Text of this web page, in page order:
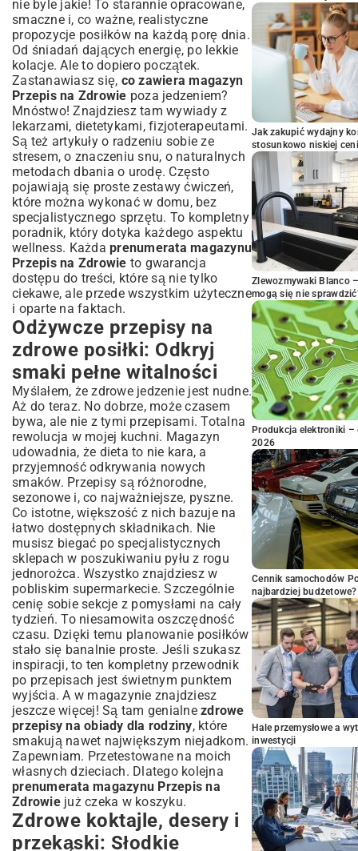
nie byle jakie! To starannie opracowane,
smaczne i, co ważne, realistyczne
propozycje posiłków na każdą porę dnia.
Od śniadań dających energię, po lekkie
kolacje. Ale to dopiero początek.
Zastanawiasz się, co zawiera magazyn
Przepis na Zdrowie poza jedzeniem?
Mnóstwo! Znajdziesz tam wywiady z
lekarzami, dietetykami, fizjoterapeutami.
Są też artykuły o radzeniu sobie ze
stresem, o znaczeniu snu, o naturalnych
metodach dbania o urodę. Często
pojawiają się proste zestawy ćwiczeń,
które można wykonać w domu, bez
specjalistycznego sprzętu. To kompletny
poradnik, który dotyka każdego aspektu
wellness. Każda prenumerata magazynu
Przepis na Zdrowie to gwarancja
dostępu do treści, które są nie tylko
ciekawe, ale przede wszystkim użyteczne
i oparte na faktach.
Odżywcze przepisy na
zdrowe posiłki: Odkryj
smaki pełne witalności
Myślałem, że zdrowe jedzenie jest nudne.
Aż do teraz. No dobrze, może czasem
bywa, ale nie z tymi przepisami. Totalna
rewolucja w mojej kuchni. Magazyn
udowadnia, że dieta to nie kara, a
przyjemność odkrywania nowych
smaków. Przepisy są różnorodne,
sezonowe i, co najważniejsze, pyszne.
Co istotne, większość z nich bazuje na
łatwo dostępnych składnikach. Nie
musisz biegać po specjalistycznych
sklepach w poszukiwaniu pyłu z rogu
jednorożca. Wszystko znajdziesz w
pobliskim supermarkecie. Szczególnie
cenię sobie sekcje z pomysłami na cały
tydzień. To niesamowita oszczędność
czasu. Dzięki temu planowanie posiłków
stało się banalnie proste. Jeśli szukasz
inspiracji, to ten kompletny przewodnik
po przepisach jest świetnym punktem
wyjścia. A w magazynie znajdziesz
jeszcze więcej! Są tam genialne zdrowe
przepisy na obiady dla rodziny, które
smakują nawet największym niejadkom.
Zapewniam. Przetestowane na moich
własnych dzieciach. Dlatego kolejna
prenumerata magazynu Przepis na
Zdrowiejuż czeka w koszyku.
Zdrowe koktajle, desery i
przekąski: Słodkie
Jak zakupić wydajny
stosunkowo niskiej
Zlewozmywaki Blanco
mogą się nie
Produkcja elektroniki –
2026
Cennik samochodów
najbardziej budżetowe?
Hale przemysłowe a
inwestycji